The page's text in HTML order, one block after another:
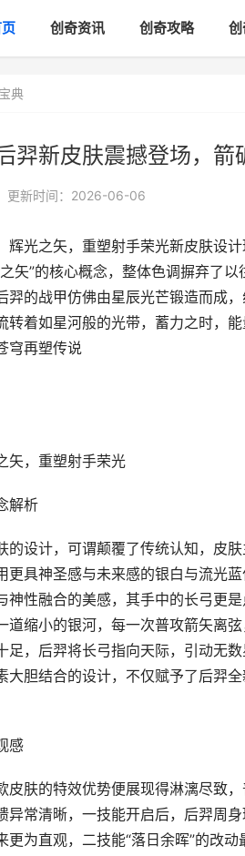
创奇资讯 创奇攻略
典
羿新皮肤震撼登场，箭
更新时间：2026-06-06
辉光之矢，重塑射手荣光新皮肤设
矢”的核心概念，整体色调摒弃了
羿的战甲仿佛由星辰光芒锻造而成
转着如星河般的光带，蓄力之时，
穹再塑传说
矢，重塑射手荣光
解析
的设计，可谓颠覆了传统认知，皮
更具神圣感与未来感的银白与流光
神性融合的美感，其手中的长弓更
道缩小的银河，每一次普攻箭矢离
足，后羿将长弓指向天际，引动无
大胆结合的设计，不仅赋予了后羿
感
皮肤的特效优势便展现得淋漓尽致
异常清晰，一技能开启后，后羿周
更为直观，二技能“落日余晖”的改